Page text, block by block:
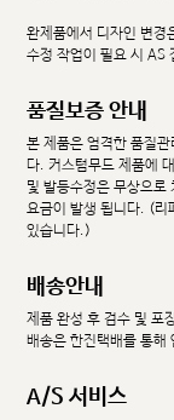
완제품에서 디자인 변경
수정 작업이 필요 시 AS
품질보증 안내
본 제품은 엄격한 품질
다. 커스텀무드 제품에
및 발등수정은 무상으로
요금이 발생 됩니다. (리
있습니다.)
배송안내
제품 완성 후 검수 및 포
배송은 한진택배를 통해
A/S 서비스